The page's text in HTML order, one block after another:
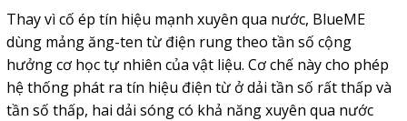
Thay vì cố ép tín hiệu mạnh xuyên qua nước, BlueME
dùng mảng ăng-ten từ điện rung theo tần số cộng
hưởng cơ học tự nhiên của vật liệu. Cơ chế này cho phép
hệ thống phát ra tín hiệu điện từ ở dải tần số rất thấp và
tần số thấp, hai dải sóng có khả năng xuyên qua nước